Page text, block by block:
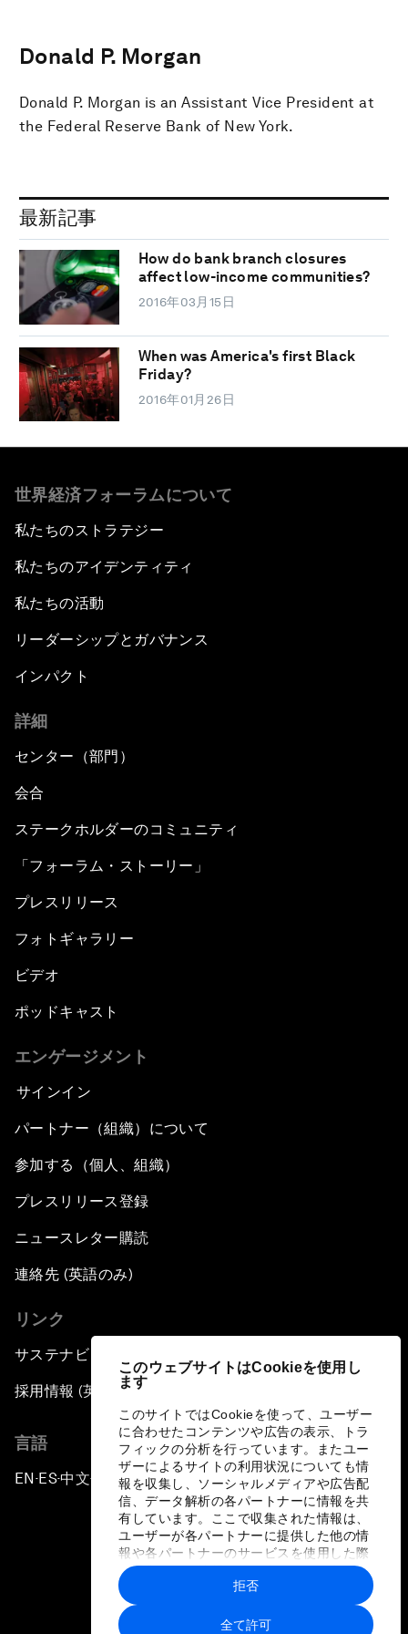
このウェブサイトはCookieを使用し
ます
このサイトではCookieを使って、ユーザー
に合わせたコンテンツや広告の表示、トラ
フィックの分析を行っています。またユー
ザーによるサイトの利用状況についても情
報を収集し、ソーシャルメディアや広告配
信、データ解析の各パートナーに情報を共
有しています。ここで収集された情報は、
ユーザーが各パートナーに提供した他の情
報や各パートナーのサービスを使用した際
に収集された情報と組み合わされ、各パー
トナーによって使用されることがありま
す。
全て許可
拒否
Donald P. Morgan
Donald P. Morgan is an Assistant Vice President at
the Federal Reserve Bank of New York.
最新記事
How do bank branch closures
affect low-income communities?
2016年03月15日
When was America's first Black
Friday?
2016年01月26日
世界経済フォーラムについて
私たちのストラテジー
私たちのアイデンティティ
私たちの活動
リーダーシップとガバナンス
インパクト
詳細
センター（部門）
会合
ステークホルダーのコミュニティ
「フォーラム・ストーリー」
プレスリリース
フォトギャラリー
ビデオ
ポッドキャスト
エンゲージメント
サインイン
パートナー（組織）について
参加する（個人、組織）
プレスリリース登録
ニュースレター購読
連絡先 (英語のみ)
リンク
サステナビリティへの取り組み
採用情報 (英語のみ)
言語
EN ▪ES▪中文▪ 日本語
プライバシーポリシーと利用規約